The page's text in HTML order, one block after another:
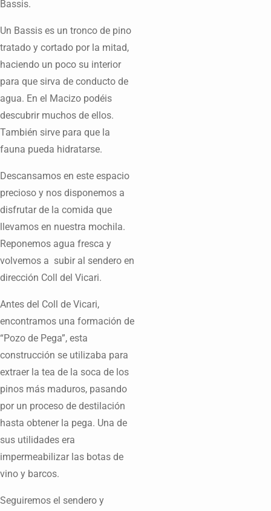
Bassis.
Un Bassis es un tronco de pino
tratado y cortado por la mitad,
haciendo un poco su interior
para que sirva de conducto de
agua. En el Macizo podéis
descubrir muchos de ellos.
También sirve para que la
fauna pueda hidratarse.
Descansamos en este espacio
precioso y nos disponemos a
disfrutar de la comida que
llevamos en nuestra mochila.
Reponemos agua fresca y
volvemos a subir al sendero en
dirección Coll del Vicari.
Antes del Coll de Vicari,
encontramos una formación de
“Pozo de Pega”, esta
construcción se utilizaba para
extraer la tea de la soca de los
pinos más maduros, pasando
por un proceso de destilación
hasta obtener la pega. Una de
sus utilidades era
impermeabilizar las botas de
vino y barcos.
Seguiremos el sendero y